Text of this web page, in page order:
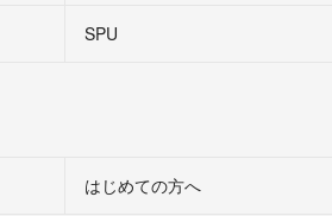
SPU
はじめての方へ